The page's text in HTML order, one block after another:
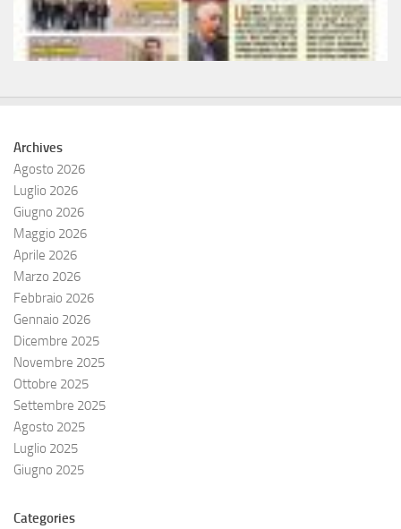
Archives
Agosto 2026
Luglio 2026
Giugno 2026
Maggio 2026
Aprile 2026
Marzo 2026
Febbraio 2026
Gennaio 2026
Dicembre 2025
Novembre 2025
Ottobre 2025
Settembre 2025
Agosto 2025
Luglio 2025
Giugno 2025
Categories